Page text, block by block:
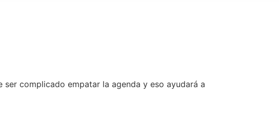
complicado empatar la agenda y eso ayudará a